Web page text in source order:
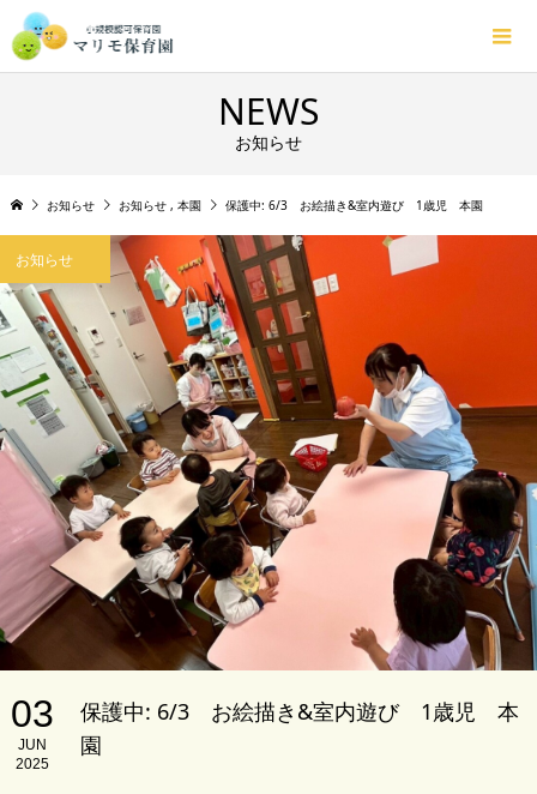
NEWS
お知らせ
お知らせ お知らせ , 本園 保護中: 6/3 お絵描き&室内遊び 1歳児 本園
お知らせ
03
JUN
2025
保護中: 6/3 お絵描き&室内遊び 1歳児 本
園